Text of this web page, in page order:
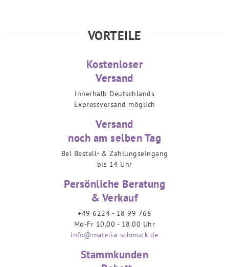
VORTEILE
Kostenloser
Versand
Innerhalb Deutschlands
Expressversand möglich
Versand
noch am selben Tag
Bei Bestell- & Zahlungseingang
bis 14 Uhr
Persönliche Beratung
& Verkauf
+49 6224 - 18 99 768
Mo-Fr 10.00 - 18.00 Uhr
info@materia-schmuck.de
Stammkunden